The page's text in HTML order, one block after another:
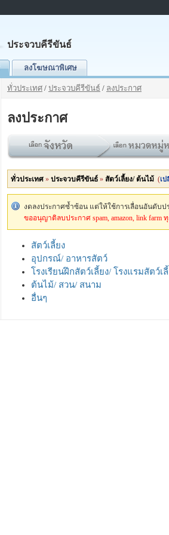
ประจวบคีรีขันธ์
ลงโฆษณาพิเศษ
ทั่วประเทศ / ประจวบคีรีขันธ์ / ลงประกาศ
ลงประกาศ
ทั่วประเทศ » ประจวบคีรีขันธ์ » สัตว์เลี้ยง/ ต้นไม้ (เป
งดลงประกาศซ้ำซ้อน แต่ให้ใช้การเลื่อนอันดับ
ขออนุญาติลบประกาศ spam, amazon, link
สัตว์เลี้ยง
อุปกรณ์/ อาหารสัตว์
โรงเรียนฝึกสัตว์เลี้ยง/ โรงแรมสัตว์เ
ต้นไม้/ สวน/ สนาม
อื่นๆ